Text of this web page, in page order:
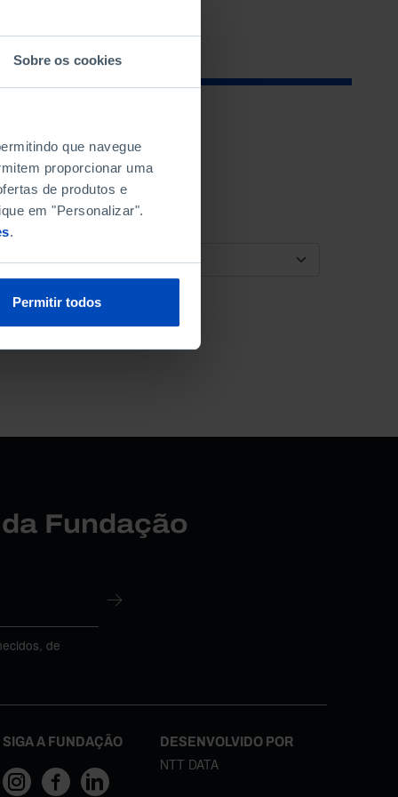
Sobre os cookies
que navegue
proporcionar uma
de produtos e
em "Personalizar".
.
Permitir todos
ORDENAR POR
Fundação
de
SIGA A FUNDAÇÃO DESENVOLVIDO POR
NTT DATA